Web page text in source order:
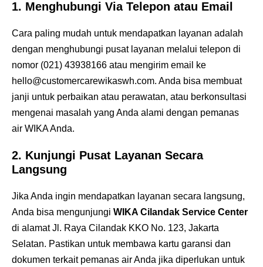
1. Menghubungi Via Telepon atau Email
Cara paling mudah untuk mendapatkan layanan adalah
dengan menghubungi pusat layanan melalui telepon di
nomor (021) 43938166 atau mengirim email ke
hello@customercarewikaswh.com. Anda bisa membuat
janji untuk perbaikan atau perawatan, atau berkonsultasi
mengenai masalah yang Anda alami dengan pemanas
air WIKA Anda.
2. Kunjungi Pusat Layanan Secara
Langsung
Jika Anda ingin mendapatkan layanan secara langsung,
Anda bisa mengunjungi WIKA Cilandak Service Center
di alamat Jl. Raya Cilandak KKO No. 123, Jakarta
Selatan. Pastikan untuk membawa kartu garansi dan
dokumen terkait pemanas air Anda jika diperlukan untuk